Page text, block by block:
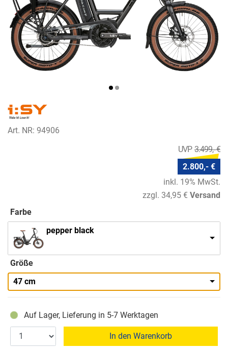
Art. NR: 94906
3.499,- €
2.800,- €
inkl. 19% MwSt.
zzgl. 34,95 € Versand
Farbe
pepper black
Größe
47 cm
Auf Lager, Lieferung in 5-7 Werktagen
In den Warenkorb